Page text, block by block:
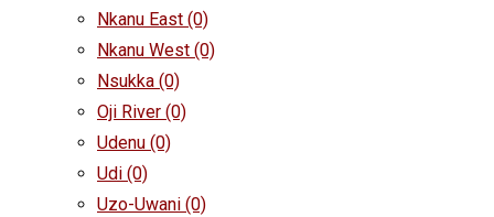
Nkanu East (0)
Nkanu West (0)
Nsukka (0)
Oji River (0)
Udenu (0)
Udi (0)
Uzo-Uwani (0)